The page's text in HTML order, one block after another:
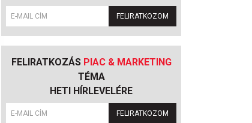
FELIRATKOZOM
FELIRATKOZÁS PIAC & MARKETING
TÉMA
HETI HÍRLEVELÉRE
FELIRATKOZOM